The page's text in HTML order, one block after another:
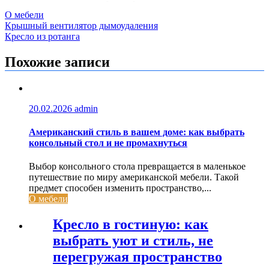
О мебели
Навигация
по
записям
Крышный вентилятор дымоудаления
Кресло из ротанга
Похожие записи
20.02.2026 admin
Американский стиль в вашем доме: как выбрать
консольный стол и не промахнуться
Выбор консольного стола превращается в маленькое
путешествие по миру американской мебели. Такой
предмет способен изменить пространство,...
О мебели
Кресло в гостиную: как
выбрать уют и стиль, не
перегружая пространство